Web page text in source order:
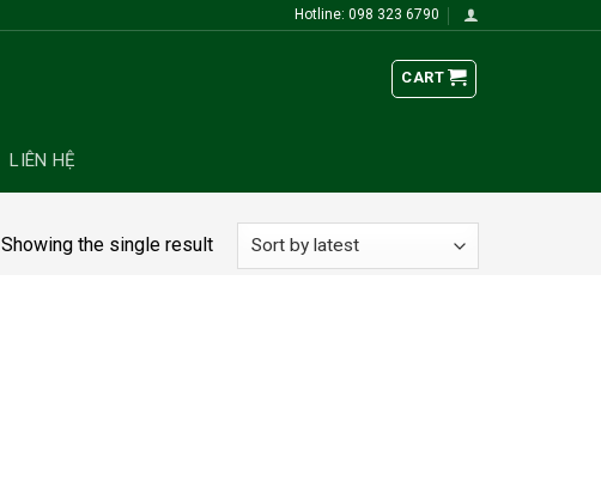
Hotline: 098 323 6790
CART
LIÊN HỆ
Showing the single result